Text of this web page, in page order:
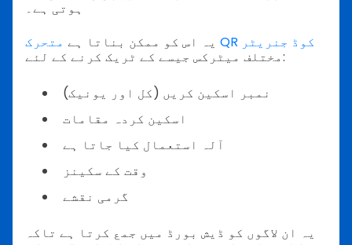
ہوتی ہے۔
یہ اس کو ممکن بناتا ہے
متحرک QR کوڈ جنریٹر
مختلف میٹرکس جیسے کے ٹریک کرنے کے لئے:
نمبر اسکین کریں (کل اور یونیک)
اسکین کردہ مقامات
آلہ استعمال کیا جاتا ہے
وقت کے سکینز
گرمی نقشے
یہ ان لاگوں کو ڈیش بورڈ میں جمع کرتا ہے تاکہ